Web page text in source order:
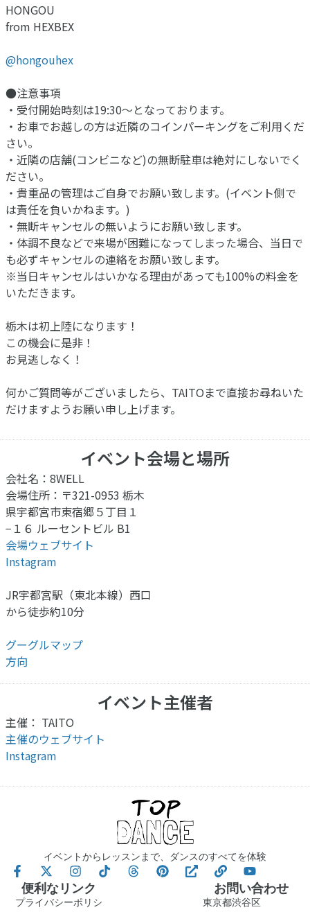
HONGOU
from HEXBEX
@hongouhex
●注意事項
・受付開始時刻は19:30〜となっております。
・お車でお越しの方は近隣のコインパーキングをご利用くだ
さい。
・近隣の店舗(コンビニなど)の無断駐車は絶対にしないでく
ださい。
・貴重品の管理はご自身でお願い致します。(イベント側で
は責任を負いかねます。)
・無断キャンセルの無いようにお願い致します。
・体調不良などで来場が困難になってしまった場合、当日で
も必ずキャンセルの連絡をお願い致します。
※当日キャンセルはいかなる理由があっても100%の料金を
いただきます。
栃木は初上陸になります！
この機会に是非！
お見逃しなく！
何かご質問等がございましたら、TAITOまで直接お尋ねいた
だけますようお願い申し上げます。
イベント会場と場所
会社名：8WELL
会場住所：〒321-0953 栃木
県宇都宮市東宿郷５丁目１
−１６ ルーセントビル B1
会場ウェブサイト
Instagram
JR宇都宮駅（東北本線）西口
から徒歩約10分
グーグルマップ
方向
イベント主催者
主催： TAITO
主催のウェブサイト
Instagram
イベントからレッスンまで、ダンスのすべてを体験
便利なリンク
プライバシーポリシ
お問い合わせ
東京都渋谷区